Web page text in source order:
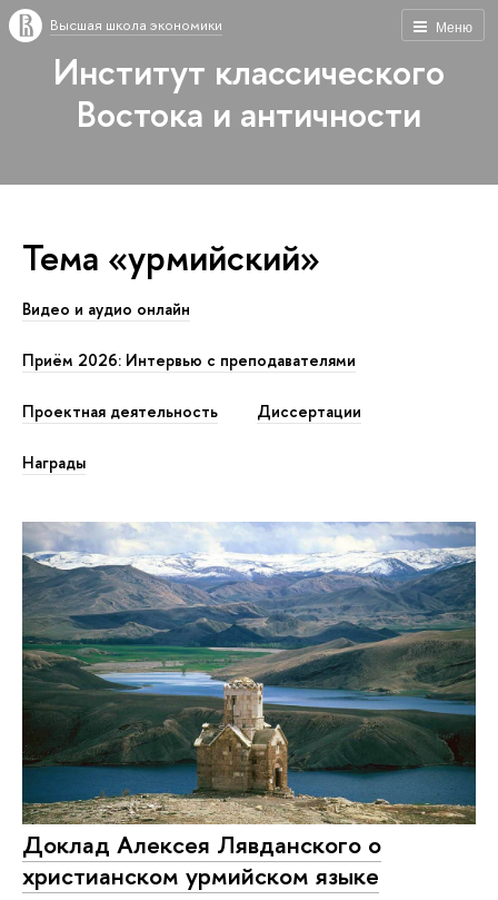
Меню
Высшая школа экономики
Институт классического
Востока и античности
Тема «урмийский»
Видео и аудио онлайн
Приём 2026: Интервью с преподавателями
Проектная деятельность Диссертации
Награды
Доклад Алексея Лявданского о
христианском урмийском языке